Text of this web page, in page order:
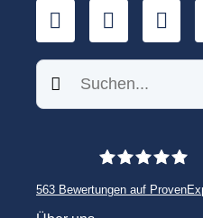
LinkedInYouTube
Xing
Suchen
563 Bewertungen auf